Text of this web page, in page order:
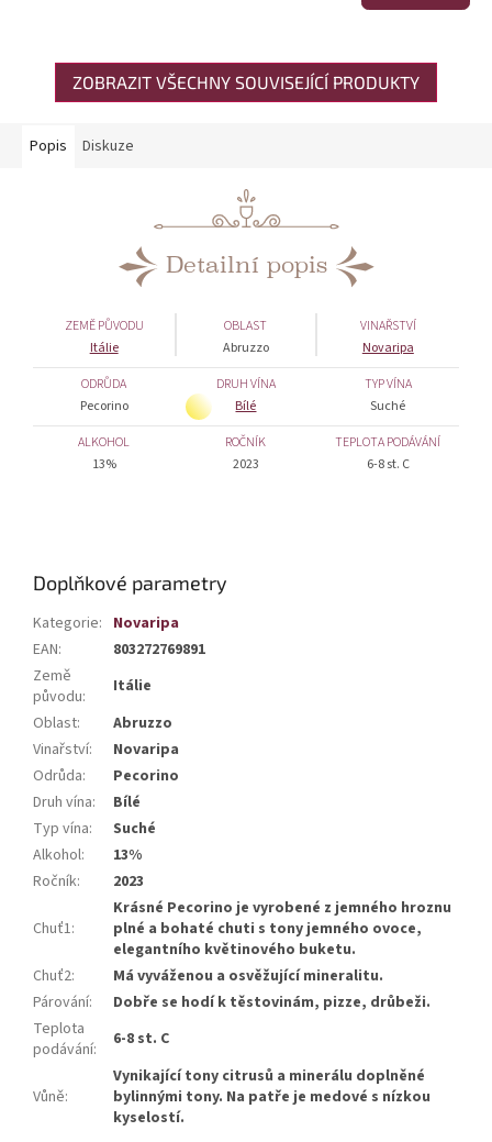
ZOBRAZIT VŠECHNY SOUVISEJÍCÍ PRODUKTY
Popis Diskuze
Detailní popis
ZEMĚ PŮVODU
Itálie
OBLAST
Abruzzo
VINAŘSTVÍ
Novaripa
ODRŮDA
Pecorino
DRUH VÍNA
Bílé
TYP VÍNA
Suché
ALKOHOL
13%
ROČNÍK
2023
TEPLOTA PODÁVÁNÍ
6-8 st. C
Doplňkové parametry
Kategorie: Novaripa
EAN:
803272769891
Země
původu:
Itálie
Oblast:
Abruzzo
Vinařství:
Novaripa
Odrůda:
Pecorino
Druh vína:
Bílé
Typ vína:
Suché
Alkohol:
13%
Ročník: 2023
Chuť1:
Krásné Pecorino je vyrobené z jemného hroznu
plné a bohaté chuti s tony jemného ovoce,
elegantního květinového buketu.
Chuť2:
Má vyváženou a osvěžující mineralitu.
Párování:
Dobře se hodí k těstovinám, pizze, drůbeži.
Teplota
podávání: 6-8 st. C
Vůně:
Vynikající tony citrusů a minerálu doplněné
bylinnými tony. Na patře je medové s nízkou
kyselostí.